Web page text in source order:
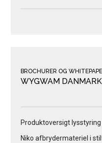
BROCHURER OG
WYGWAM
Produktoversigt lysstyring
Niko afbrydermateriel i